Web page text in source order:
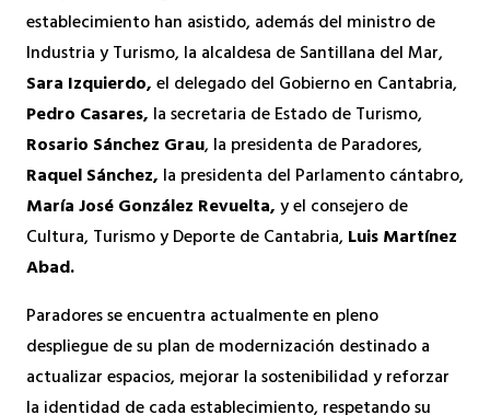
establecimiento han asistido, además del ministro de
Industria y Turismo, la alcaldesa de Santillana del Mar,
Sara Izquierdo,el delegado del Gobierno en Cantabria,
Pedro Casares, la secretaria de Estado de Turismo,
Rosario Sánchez Grau, la presidenta de Paradores,
Raquel Sánchez, la presidenta del Parlamento cántabro,
María José González Revuelta,y el consejero de
Cultura, Turismo y Deporte de Cantabria,Luis Martínez
Abad.
Paradores se encuentra actualmente en pleno
despliegue de su plan de modernización destinado a
actualizar espacios, mejorar la sostenibilidad y reforzar